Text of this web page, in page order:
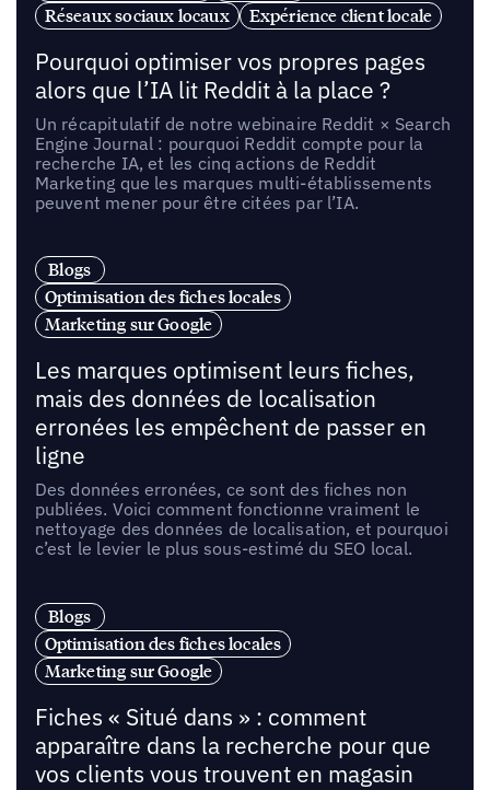
Réseaux sociaux locaux
Expérience client locale
Pourquoi optimiser vos propres pages
alors que l’IA lit Reddit à la place ?
Un récapitulatif de notre webinaire Reddit × Search
Engine Journal : pourquoi Reddit compte pour la
recherche IA, et les cinq actions de Reddit
Marketing que les marques multi-établissements
peuvent mener pour être citées par l’IA.
Blogs
Optimisation des fiches locales
Marketing sur Google
Les marques optimisent leurs fiches,
mais des données de localisation
erronées les empêchent de passer en
ligne
Des données erronées, ce sont des fiches non
publiées. Voici comment fonctionne vraiment le
nettoyage des données de localisation, et pourquoi
c’est le levier le plus sous-estimé du SEO local.
Blogs
Optimisation des fiches locales
Marketing sur Google
Fiches « Situé dans » : comment
apparaître dans la recherche pour que
vos clients vous trouvent en magasin